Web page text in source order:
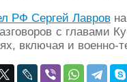
РФ Сергей Лавров
с главами
включая и военно-